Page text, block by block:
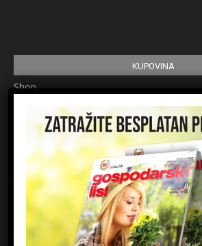
KUPOVINA
Shop
Pretplata
Uvjeti korištenja
Prijavite se na newsletter